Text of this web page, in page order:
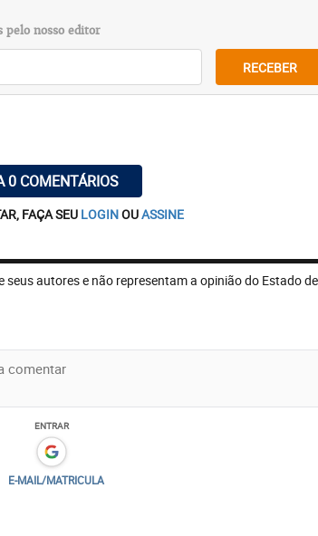
pelo nosso editor
RECEBER
0 COMENTÁRIOS
FAÇA SEU LOGINOUASSINE
autores e não representam a opinião do Estado de
ENTRAR
E-MAIL/MATRICULA